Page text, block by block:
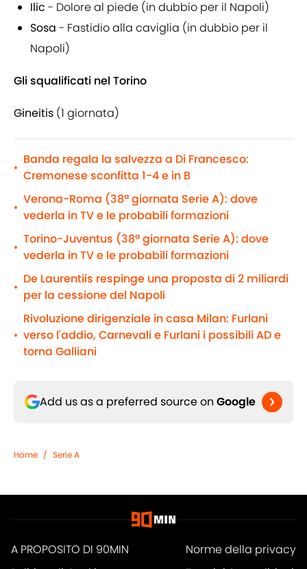
Ilic - Dolore al piede (in dubbio per il Napoli)
Sosa - Fastidio alla caviglia (in dubbio per il
Napoli)
Gli squalificati nel Torino
Gineitis (1 giornata)
•
Banda regala la salvezza a Di Francesco:
Cremonese sconfitta 1-4 e in B
•
Verona-Roma (38ª giornata Serie A): dove
vederla in TV e le probabili formazioni
•
Torino-Juventus (38ª giornata Serie A): dove
vederla in TV e le probabili formazioni
•
De Laurentiis respinge una proposta di 2 miliardi
per la cessione del Napoli
•
Rivoluzione dirigenziale in casa Milan: Furlani
verso l'addio, Carnevali e Furlani i possibili AD e
torna Galliani
Add us as a preferred source on Google
Home / Serie A
A PROPOSITO DI 90MIN
Norme della privacy